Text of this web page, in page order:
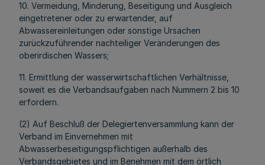
10. Vermeidung, Minderung, Beseitigung und Ausgleich
eingetretener oder zu erwartender, auf
Abwassereinleitungen oder sonstige Ursachen
zurückzuführender nachteiliger Veränderungen des
oberirdischen Wassers;
11. Ermittlung der wasserwirtschaftlichen Verhältnisse,
soweit es die Verbandsaufgaben nach Nummern 2 bis 10
erfordern.
(2) Auf Beschluß der Delegiertenversammlung kann der
Verband im Einvernehmen mit
Abwasserbeseitigungspflichtigen außerhalb des
Verbandsgebietes und im Benehmen mit dem örtlich